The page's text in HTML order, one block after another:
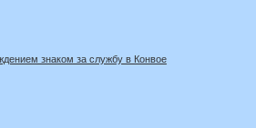
знаком за службу в Конвое